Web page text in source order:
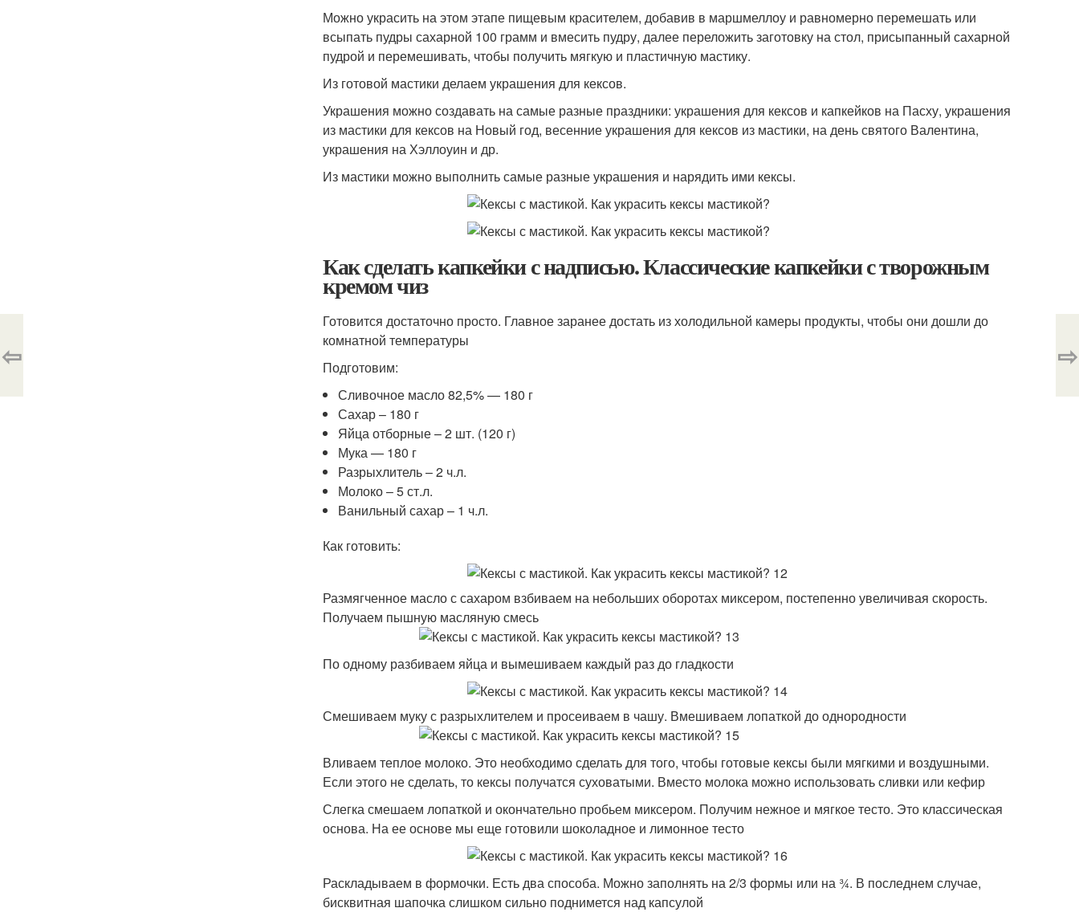
Можно украсить на этом этапе пищевым красителем, добавив в маршмеллоу и равномерно перемешать или
всыпать пудры сахарной 100 грамм и вмесить пудру, далее переложить заготовку на стол, присыпанный сахарной
пудрой и перемешивать, чтобы получить мягкую и пластичную мастику.
Из готовой мастики делаем украшения для кексов.
Украшения можно создавать на самые разные праздники: украшения для кексов и капкейков на Пасху, украшения
из мастики для кексов на Новый год, весенние украшения для кексов из мастики, на день святого Валентина,
украшения на Хэллоуин и др.
Из мастики можно выполнить самые разные украшения и нарядить ими кексы.
Как сделать капкейки с надписью. Классические капкейки с творожным
кремом чиз
Готовится достаточно просто. Главное заранее достать из холодильной камеры продукты, чтобы они дошли до
комнатной температуры
Подготовим:
Сливочное масло 82,5% — 180 г
Сахар – 180 г
Яйца отборные – 2 шт. (120 г)
Мука — 180 г
Разрыхлитель – 2 ч.л.
Молоко – 5 ст.л.
Ванильный сахар – 1 ч.л.
Как готовить:
Размягченное масло с сахаром взбиваем на небольших оборотах миксером, постепенно увеличивая скорость.
Получаем пышную масляную смесь
По одному разбиваем яйца и вымешиваем каждый раз до гладкости
Смешиваем муку с разрыхлителем и просеиваем в чашу. Вмешиваем лопаткой до однородности
Вливаем теплое молоко. Это необходимо сделать для того, чтобы готовые кексы были мягкими и воздушными.
Если этого не сделать, то кексы получатся суховатыми. Вместо молока можно использовать сливки или кефир
Слегка смешаем лопаткой и окончательно пробьем миксером. Получим нежное и мягкое тесто. Это классическая
основа. На ее основе мы еще готовили шоколадное и лимонное тесто
Раскладываем в формочки. Есть два способа. Можно заполнять на 2/3 формы или на ¾. В последнем случае,
бисквитная шапочка слишком сильно поднимется над капсулой
⇦ ⇨